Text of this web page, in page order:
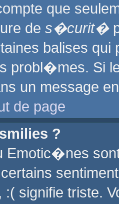
que
de s�curit�
balises
probl�mes. Si
un message
de page
?
Emotic�nes
:( signifie triste.